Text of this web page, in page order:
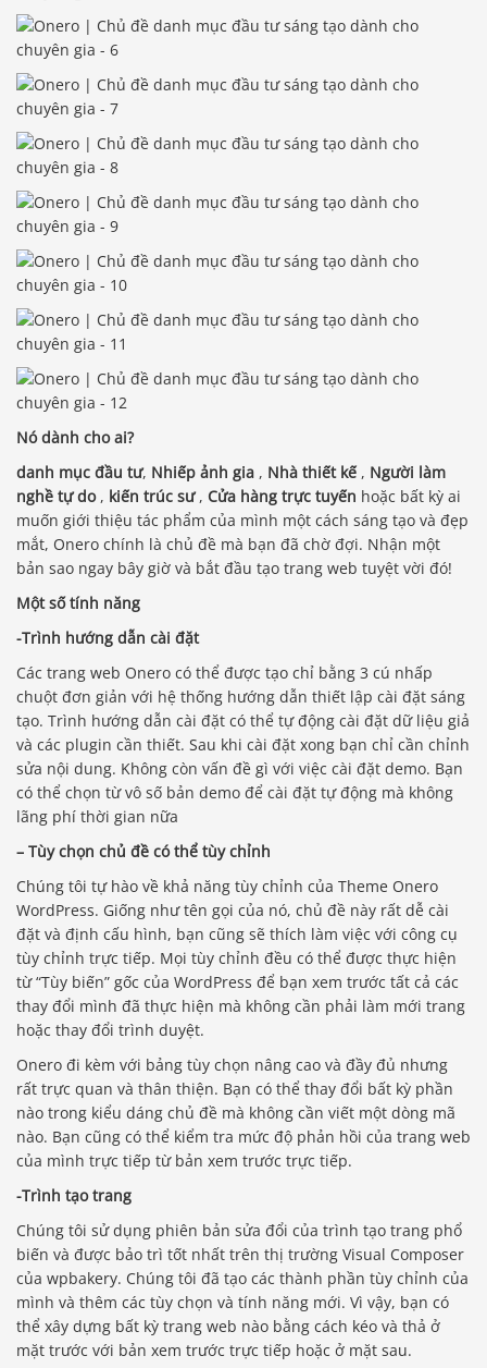
Nó dành cho ai?
danh mục đầu tư, Nhiếp ảnh gia , Nhà thiết kế , Người làm
nghề tự do , kiến trúc sư, Cửa hàng trực tuyến hoặc bất kỳ ai
muốn giới thiệu tác phẩm của mình một cách sáng tạo và đẹp
mắt, Onero chính là chủ đề mà bạn đã chờ đợi. Nhận một
bản sao ngay bây giờ và bắt đầu tạo trang web tuyệt vời đó!
Một số tính năng
-Trình hướng dẫn cài đặt
Các trang web Onero có thể được tạo chỉ bằng 3 cú nhấp
chuột đơn giản với hệ thống hướng dẫn thiết lập cài đặt sáng
tạo. Trình hướng dẫn cài đặt có thể tự động cài đặt dữ liệu giả
và các plugin cần thiết. Sau khi cài đặt xong bạn chỉ cần chỉnh
sửa nội dung. Không còn vấn đề gì với việc cài đặt demo. Bạn
có thể chọn từ vô số bản demo để cài đặt tự động mà không
lãng phí thời gian nữa
– Tùy chọn chủ đề có thể tùy chỉnh
Chúng tôi tự hào về khả năng tùy chỉnh của Theme Onero
WordPress. Giống như tên gọi của nó, chủ đề này rất dễ cài
đặt và định cấu hình, bạn cũng sẽ thích làm việc với công cụ
tùy chỉnh trực tiếp. Mọi tùy chỉnh đều có thể được thực hiện
từ “Tùy biến” gốc của WordPress để bạn xem trước tất cả các
thay đổi mình đã thực hiện mà không cần phải làm mới trang
hoặc thay đổi trình duyệt.
Onero đi kèm với bảng tùy chọn nâng cao và đầy đủ nhưng
rất trực quan và thân thiện. Bạn có thể thay đổi bất kỳ phần
nào trong kiểu dáng chủ đề mà không cần viết một dòng mã
nào. Bạn cũng có thể kiểm tra mức độ phản hồi của trang web
của mình trực tiếp từ bản xem trước trực tiếp.
-Trình tạo trang
Chúng tôi sử dụng phiên bản sửa đổi của trình tạo trang phổ
biến và được bảo trì tốt nhất trên thị trường Visual Composer
của wpbakery. Chúng tôi đã tạo các thành phần tùy chỉnh của
mình và thêm các tùy chọn và tính năng mới. Vì vậy, bạn có
thể xây dựng bất kỳ trang web nào bằng cách kéo và thả ở
mặt trước với bản xem trước trực tiếp hoặc ở mặt sau.